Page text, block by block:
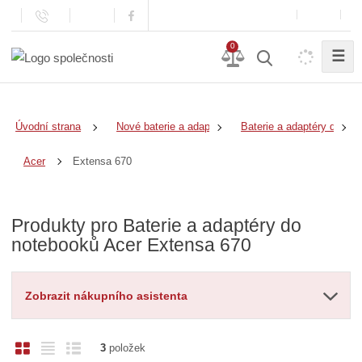
0
☰
Úvodní strana Nové baterie a adaptéry Baterie a adaptéry do
Acer Extensa 670
Produkty pro Baterie a adaptéry do
notebooků Acer Extensa 670
Zobrazit nákupního asistenta
O
Ř
3položek